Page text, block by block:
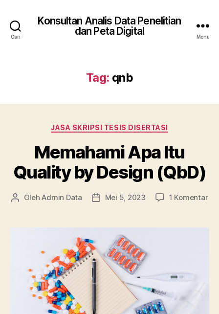
Cari
Konsultan Analis Data Penelitian
dan Peta Digital
Menu
Tag: qnb
Kategori
JASA SKRIPSI TESIS DISERTASI
Memahami Apa Itu
Quality by Design (QbD)
Penulis
OlehAdmin Data
Tanggal
Mei 5, 2023 1 Komentar